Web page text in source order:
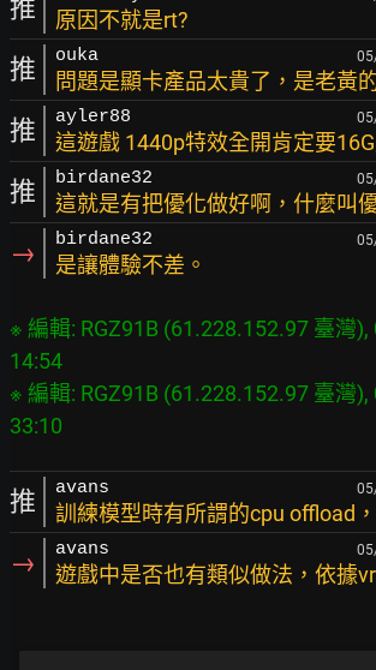
推 原因不就是rt?
推 ouka
問題是顯卡產品太貴了，是老黃
推 ayler88
這遊戲 1440p特效全開肯定要
推 birdane32
這就是有把優化做好啊，什麼叫
→ birdane32
是讓體驗不差。
※ 編輯: RGZ91B (61.228.152.97 臺灣
14:54
※ 編輯: RGZ91B (61.228.152.97 臺灣
推 avans
訓練模型時有所謂的cpu offload
→ avans
遊戲中是否也有類似做法，依據